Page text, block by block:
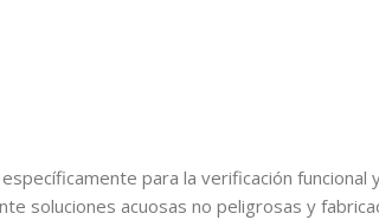
para la verificación
soluciones acuosas no peligrosas y